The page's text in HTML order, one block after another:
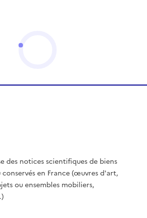
des notices scientifiques de biens
en France (œuvres d'art,
ou ensembles mobiliers,